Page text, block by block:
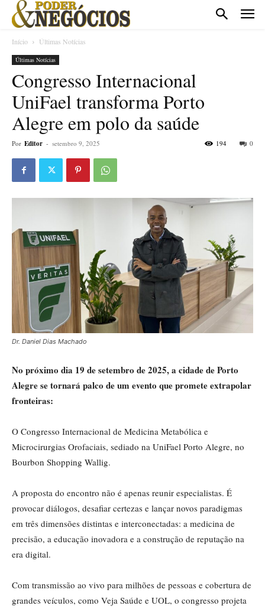
Início Últimas Notícias
Últimas Notícias
Congresso Internacional
UniFael transforma Porto
Alegre em polo da saúde
Por Editor - setembro 9, 2025 0
194
Dr. Daniel Dias Machado
No próximo dia 19 de setembro de 2025, a cidade de Porto
Alegre se tornará palco de um evento que promete extrapolar
fronteiras:
O Congresso Internacional de Medicina Metabólica e
Microcirurgias Orofaciais, sediado na UniFael Porto Alegre, no
Bourbon Shopping Wallig.
A proposta do encontro não é apenas reunir especialistas. É
provocar diálogos, desafiar certezas e lançar novos paradigmas
em três dimensões distintas e interconectadas: a medicina de
precisão, a educação inovadora e a construção de reputação na
era digital.
Com transmissão ao vivo para milhões de pessoas e cobertura de
grandes veículos, como Veja Saúde e UOL, o congresso projeta